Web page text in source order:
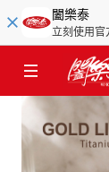
闔樂泰
立刻使用官